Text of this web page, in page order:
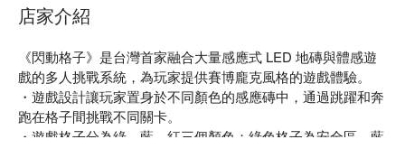
店家介紹
《閃動格子》是台灣首家融合大量感應式 LED 地磚與體感遊
戲的多人挑戰系統，為玩家提供賽博龐克風格的遊戲體驗。
・遊戲設計讓玩家置身於不同顏色的感應磚中，通過跳躍和奔
跑在格子間挑戰不同關卡。
・遊戲格子分為綠、藍、紅三個顏色；綠色格子為安全區，藍